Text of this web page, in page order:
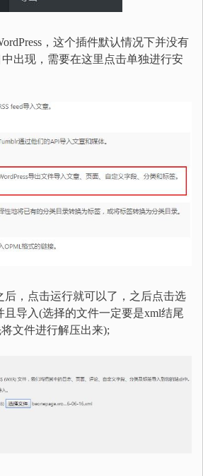
，这个插件默认情况下并没有
中出现，需要在这里点击单独进行安
，点击运行就可以了，之后点击选
且导入(选择的文件一定要是xml结尾
文件进行解压出来);